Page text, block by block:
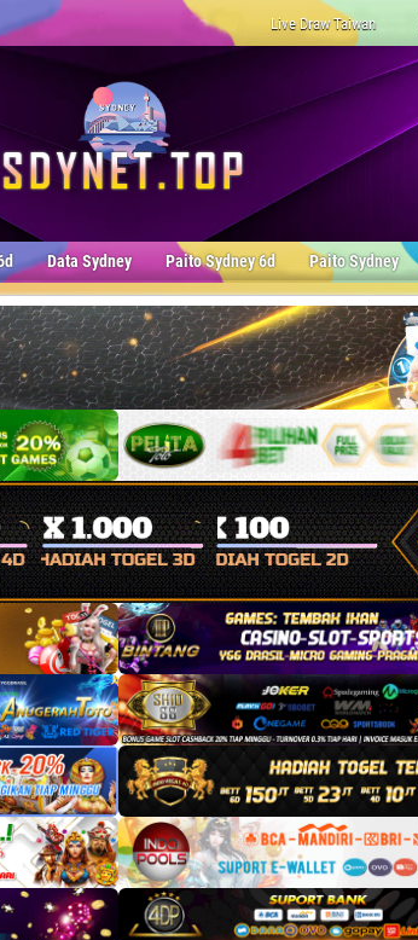
Live Draw Taiwan
Data Sydney Paito Sydney 6d Paito Sydney